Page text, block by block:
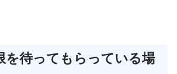
を待ってもらっている場